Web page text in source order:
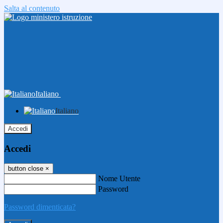
Salta al contenuto
Italiano
Italiano
Accedi
Accedi
button close ×
Nome Utente
Password
Password dimenticata?